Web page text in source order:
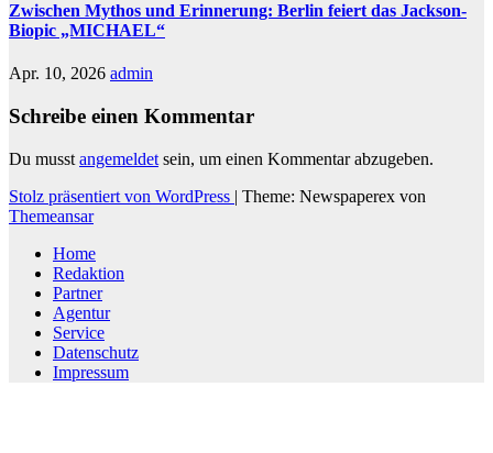
Zwischen Mythos und Erinnerung: Berlin feiert das Jackson-
Biopic „MICHAEL“
Apr. 10, 2026 admin
Schreibe einen Kommentar
Du musst angemeldet sein, um einen Kommentar abzugeben.
Stolz präsentiert von WordPress | Theme: Newspaperex von
Themeansar
Home
Redaktion
Partner
Agentur
Service
Datenschutz
Impressum